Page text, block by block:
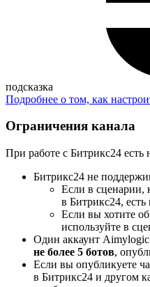
подсказка
Подробнее о том, как
Ограничения канала
При работе с Битрикс24 есть
Битрикс24 не
Если в сценарии,
в Битрикс24,
Если вы хотите
используйте в
Один аккаунт
не более 5 ботов,
Если вы опубликуете
в Битрикс24 и другом